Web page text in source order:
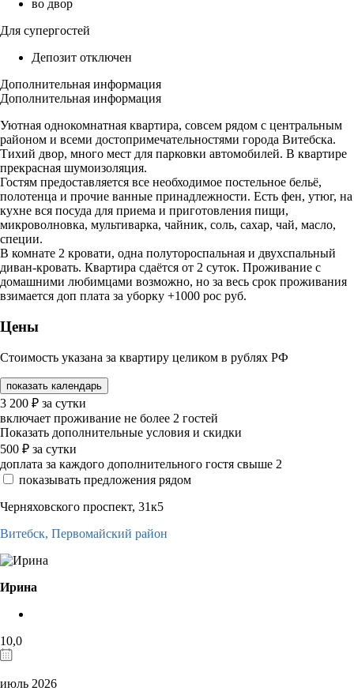
во двор
Для супергостей
Депозит отключен
Дополнительная информация
Дополнительная информация
Уютная однокомнатная квартира, совсем рядом с центральным
районом и всеми достопримечательностями города Витебска.
Тихий двор, много мест для парковки автомобилей. В квартире
прекрасная шумоизоляция.
Гостям предоставляется все необходимое постельное бельё,
полотенца и прочие ванные принадлежности. Есть фен, утюг, на
кухне вся посуда для приема и приготовления пищи,
микроволновка, мультиварка, чайник, соль, сахар, чай, масло,
специи.
В комнате 2 кровати, одна полутороспальная и двухспальный
диван-кровать. Квартира сдаётся от 2 суток. Проживание с
домашними любимцами возможно, но за весь срок проживания
взимается доп плата за уборку +1000 рос руб.
Цены
Стоимость указана за квартиру целиком в рублях РФ
показать календарь
3 200 ₽ за сутки
включает проживание не более 2 гостей
Показать дополнительные условия и скидки
500 ₽ за сутки
доплата за каждого дополнительного гостя свыше 2
показывать предложения рядом
Черняховского проспект, 31к5
Витебск, Первомайский район
Ирина
10,0
июль 2026